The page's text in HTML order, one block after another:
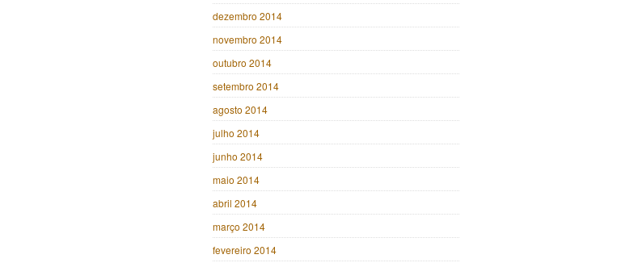
dezembro 2014
novembro 2014
outubro 2014
setembro 2014
agosto 2014
julho 2014
junho 2014
maio 2014
abril 2014
março 2014
fevereiro 2014